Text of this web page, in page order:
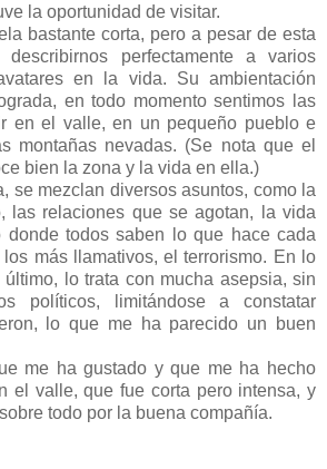
la oportunidad de visitar.
bastante corta, pero a pesar de esta
describirnos perfectamente a varios
en la vida. Su ambientación
en todo momento sentimos las
en el valle, en un pequeño pueblo e
montañas nevadas. (Se nota que el
bien la zona y la vida en ella.)
se mezclan diversos asuntos, como la
las relaciones que se agotan, la vida
todos saben lo que hace cada
más llamativos, el terrorismo. En lo
lo trata con mucha asepsia, sin
políticos, limitándose a constatar
lo que me ha parecido un buen
me ha gustado y que me ha hecho
el valle, que fue corta pero intensa, y
todo por la buena compañía.